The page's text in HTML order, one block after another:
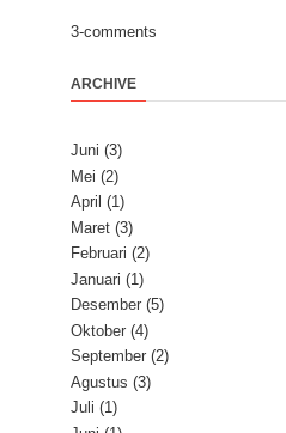
3-comments
ARCHIVE
Juni (3)
Mei (2)
April (1)
Maret (3)
Februari (2)
Januari (1)
Desember (5)
Oktober (4)
September (2)
Agustus (3)
Juli (1)